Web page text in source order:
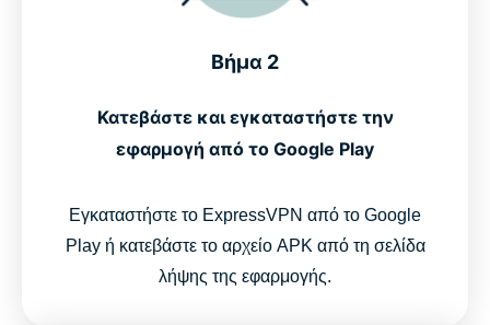
Βήμα 2
Κατεβάστε και εγκαταστήστε την
εφαρμογή από το Google Play
Εγκαταστήστε το ExpressVPN από το Google
Play ή κατεβάστε το αρχείο APK από τη σελίδα
λήψης της εφαρμογής.